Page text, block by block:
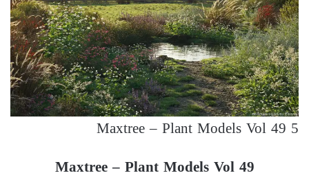
Maxtree – Plant Models Vol 49 5
Maxtree – Plant Models Vol 49